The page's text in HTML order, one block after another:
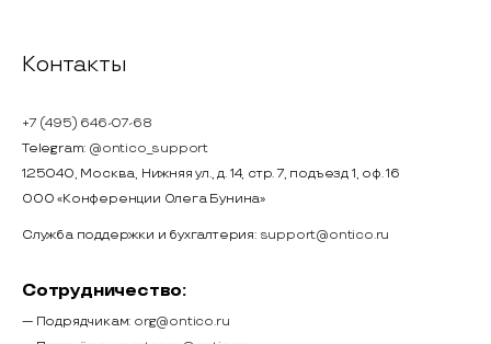
Контакты
+7 (495) 646-07-68
Telegram: @ontico_support
125040, Москва, Нижняя ул., д. 14, стр. 7, подъезд 1, оф. 16
ООО «Конференции Олега Бунина»
Служба поддержки и бухгалтерия: support@ontico.ru
Сотрудничество:
— Подрядчикам: org@ontico.ru